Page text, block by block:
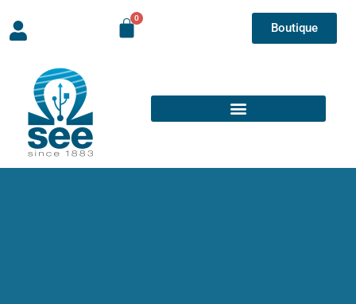
Boutique